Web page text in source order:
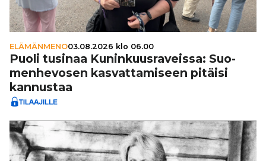
ELÄMÄNMENO03.08.2026 klo 06.00
Puoli tusinaa Kunin­kuus­ra­veissa: Suo­
men­he­vo­sen kas­vat­ta­mi­seen pitäisi
kannustaa